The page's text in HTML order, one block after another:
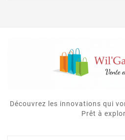
Découvrez les innovations qui
Prêt à